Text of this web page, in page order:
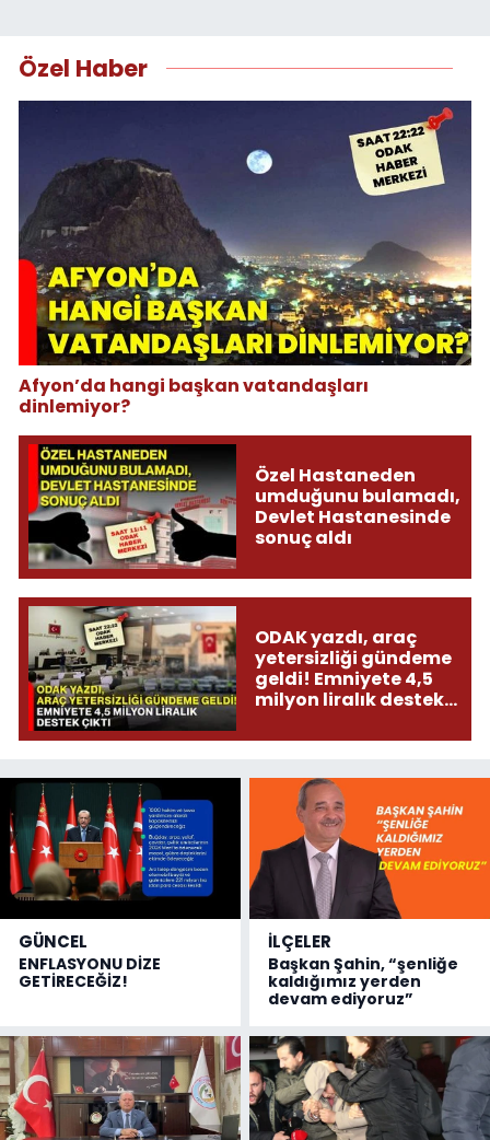
Özel Haber
Afyon’da hangi başkan vatandaşları
dinlemiyor?
Özel Hastaneden
umduğunu bulamadı,
Devlet Hastanesinde
sonuç aldı
ODAK yazdı, araç
yetersizliği gündeme
geldi! Emniyete 4,5
milyon liralık destek
GÜNCEL
ENFLASYONU DİZE
GETİRECEĞİZ!
İLÇELER
Başkan Şahin, “şenliğe
kaldığımız yerden
devam ediyoruz”